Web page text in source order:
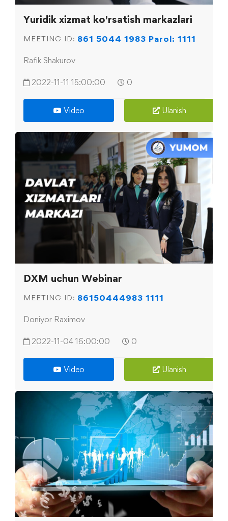
Yuridik xizmat ko'rsatish markazlari
MEETING ID: 861 5044 1983 Parol: 1111
Rafik Shakurov
2022-11-11 15:00:00 0
Video Ulanish
DXM uchun Webinar
MEETING ID: 86150444983 1111
Doniyor Raximov
2022-11-04 16:00:00 0
Video Ulanish